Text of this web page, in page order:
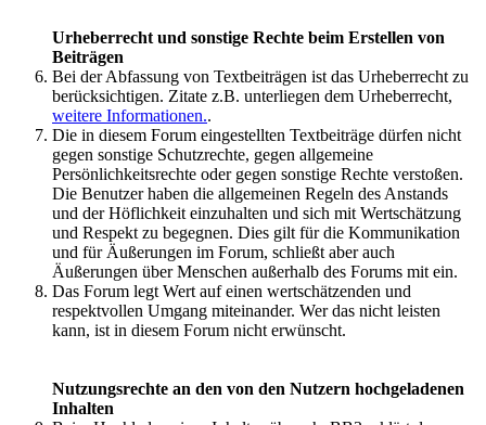
Urheberrecht und sonstige Rechte beim Erstellen von
Beiträgen
Bei der Abfassung von Textbeiträgen ist das Urheberrecht zu
berücksichtigen. Zitate z.B. unterliegen dem Urheberrecht,
weitere Informationen..
Die in diesem Forum eingestellten Textbeiträge dürfen nicht
gegen sonstige Schutzrechte, gegen allgemeine
Persönlichkeitsrechte oder gegen sonstige Rechte verstoßen.
Die Benutzer haben die allgemeinen Regeln des Anstands
und der Höflichkeit einzuhalten und sich mit Wertschätzung
und Respekt zu begegnen. Dies gilt für die Kommunikation
und für Äußerungen im Forum, schließt aber auch
Äußerungen über Menschen außerhalb des Forums mit ein.
Das Forum legt Wert auf einen wertschätzenden und
respektvollen Umgang miteinander. Wer das nicht leisten
kann, ist in diesem Forum nicht erwünscht.
Nutzungsrechte an den von den Nutzern hochgeladenen
Inhalten